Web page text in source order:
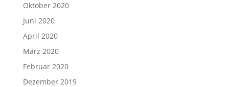
Oktober 2020
Juni 2020
April 2020
März 2020
Februar 2020
Dezember 2019